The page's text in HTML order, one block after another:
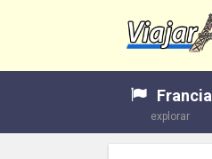
Francia
explorar